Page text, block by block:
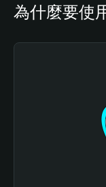
為什麼要使